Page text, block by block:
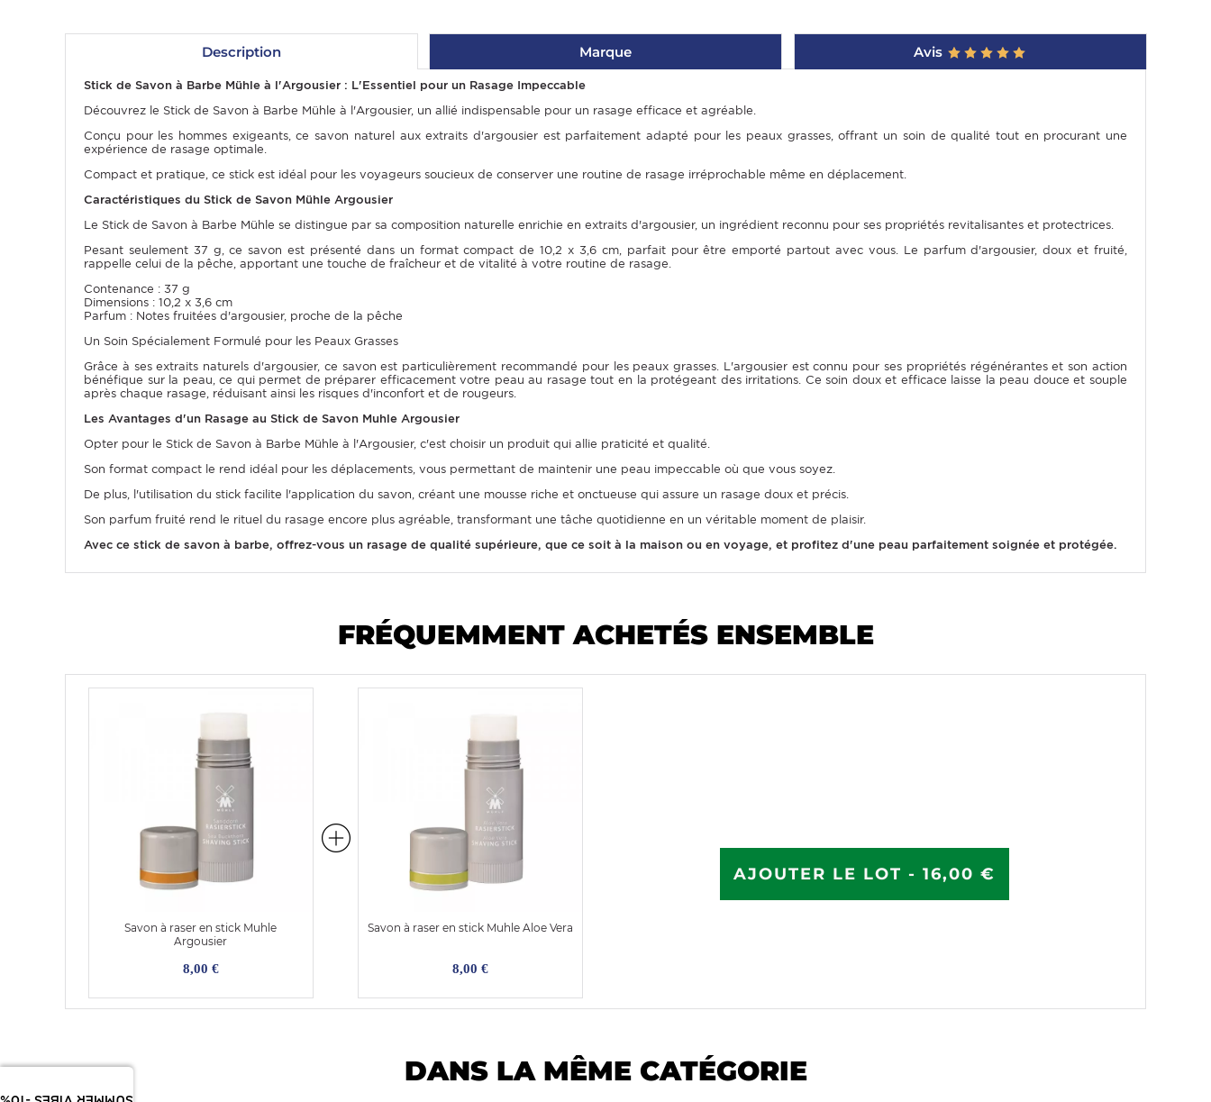
Description Marque Avis
Stick de Savon à Barbe Mühle à l'Argousier : L'Essentiel pour un Rasage Impeccable
Découvrez le Stick de Savon à Barbe Mühle à l'Argousier, un allié indispensable pour un rasage efficace et agréable.
Conçu pour les hommes exigeants, ce savon naturel aux extraits d'argousier est parfaitement adapté pour les peaux grasses, offrant un soin de qualité tout en procurant une
expérience de rasage optimale.
Compact et pratique, ce stick est idéal pour les voyageurs soucieux de conserver une routine de rasage irréprochable même en déplacement.
Caractéristiques du Stick de Savon Mühle Argousier
Le Stick de Savon à Barbe Mühle se distingue par sa composition naturelle enrichie en extraits d'argousier, un ingrédient reconnu pour ses propriétés revitalisantes et protectrices.
Pesant seulement 37 g, ce savon est présenté dans un format compact de 10,2 x 3,6 cm, parfait pour être emporté partout avec vous. Le parfum d'argousier, doux et fruité,
rappelle celui de la pêche, apportant une touche de fraîcheur et de vitalité à votre routine de rasage.
Contenance : 37 g
Dimensions : 10,2 x 3,6 cm
Parfum : Notes fruitées d'argousier, proche de la pêche
Un Soin Spécialement Formulé pour les Peaux Grasses
Grâce à ses extraits naturels d'argousier, ce savon est particulièrement recommandé pour les peaux grasses. L'argousier est connu pour ses propriétés régénérantes et son action
bénéfique sur la peau, ce qui permet de préparer efficacement votre peau au rasage tout en la protégeant des irritations. Ce soin doux et efficace laisse la peau douce et souple
après chaque rasage, réduisant ainsi les risques d'inconfort et de rougeurs.
Les Avantages d'un Rasage au Stick de Savon Muhle Argousier
Opter pour le Stick de Savon à Barbe Mühle à l'Argousier, c'est choisir un produit qui allie praticité et qualité.
Son format compact le rend idéal pour les déplacements, vous permettant de maintenir une peau impeccable où que vous soyez.
De plus, l'utilisation du stick facilite l'application du savon, créant une mousse riche et onctueuse qui assure un rasage doux et précis.
Son parfum fruité rend le rituel du rasage encore plus agréable, transformant une tâche quotidienne en un véritable moment de plaisir.
Avec ce stick de savon à barbe, offrez-vous un rasage de qualité supérieure, que ce soit à la maison ou en voyage, et profitez d'une peau parfaitement soignée et protégée.
FRÉQUEMMENT ACHETÉS ENSEMBLE
Savon à raser en stick Muhle
Argousier
8,00 €
Savon à raser en stick Muhle Aloe Vera
8,00 €
AJOUTER LE LOT - 16,00 €
DANS LA MÊME CATÉGORIE